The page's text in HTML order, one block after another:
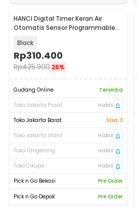
HANCI Digital Timer Keran Air
Otomatis Sensor Programmable
Black
Rp310.400
Rp425.900 28%
Gudang Online
Tersedia
Toko Jakarta Pusat
Habis
Toko Jakarta Barat
Sisa 3
Toko Jakarta Utara
Habis
Toko Tangerang
Habis
Toko Cikupa
Habis
Pick n Go Bekasi
Pre Order
Pick n Go Depok
Pre Order